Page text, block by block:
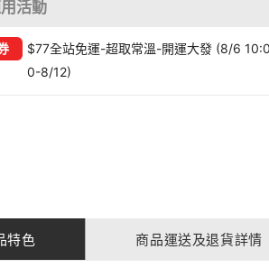
活動
$77全站免運-超取常溫-開運大發 (8/6
0-8/12)
特色 商品運送及退貨詳情